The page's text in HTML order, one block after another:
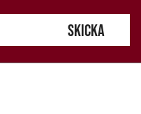
SKICKA